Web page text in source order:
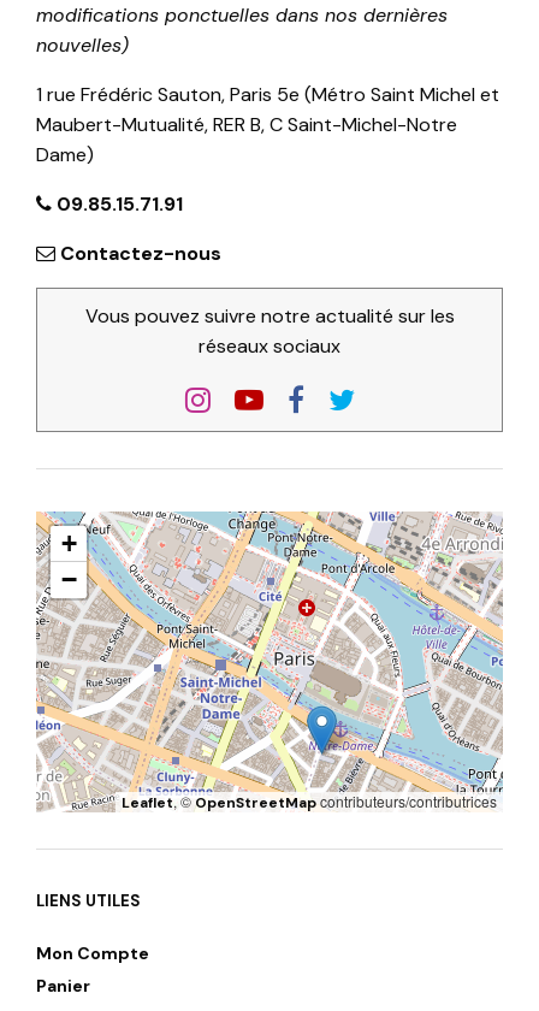
modifications ponctuelles dans nos dernières
nouvelles)
1 rue Frédéric Sauton, Paris 5e (Métro Saint Michel et
Maubert-Mutualité, RER B, C Saint-Michel-Notre
Dame)
09.85.15.71.91
Contactez-nous
Vous pouvez suivre notre actualité sur les
réseaux sociaux
+
−
Leaflet, ©OpenStreetMapcontributeurs/contributrices
LIENS UTILES
Mon Compte
Panier